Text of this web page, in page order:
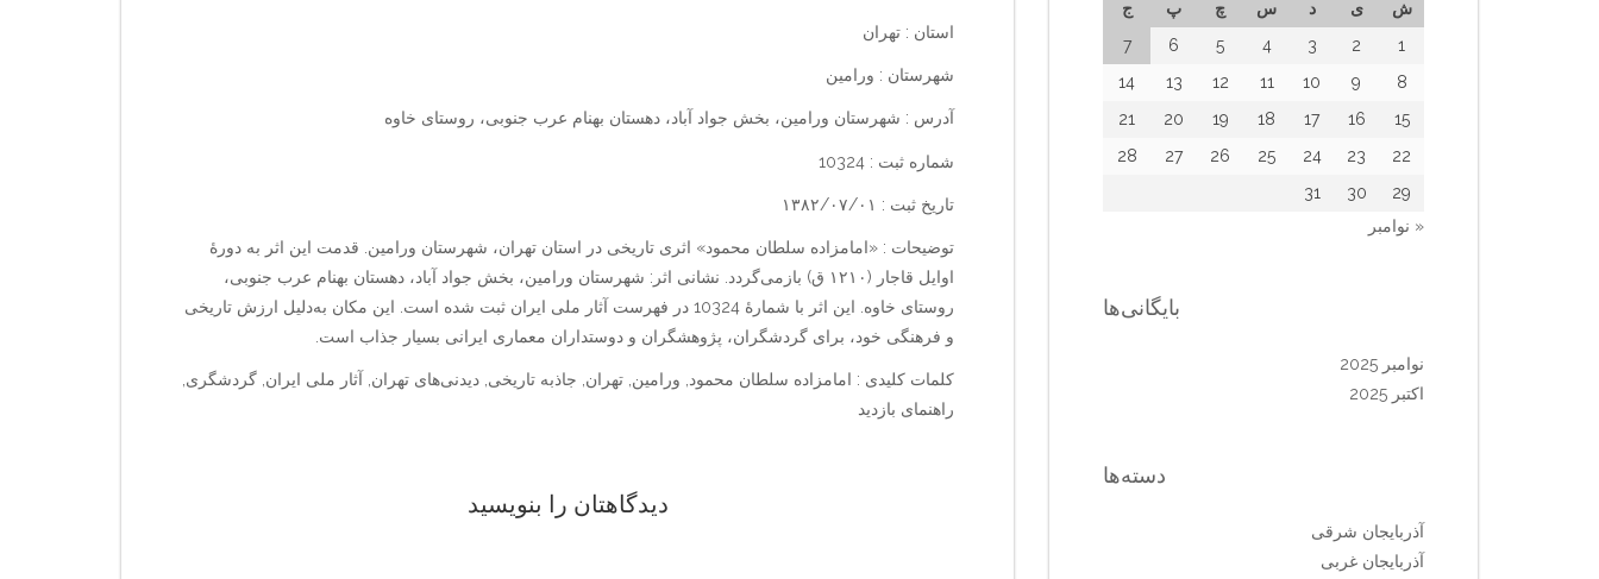
استان : تهران
شهرستان : ورامین
آدرس : شهرستان ورامین، بخش جواد آباد، دهستان بهنام عرب جنوبی، روستای خاوه
شماره ثبت : 10324
تاریخ ثبت : ۱۳۸۲/۰۷/۰۱
توضیحات : «امامزاده سلطان محمود» اثری تاریخی در استان تهران، شهرستان ورامین. قدمت این اثر به دورهٔ
اوایل قاجار (۱۲۱۰ ق) بازمی‌گردد. نشانی اثر: شهرستان ورامین، بخش جواد آباد، دهستان بهنام عرب جنوبی،
روستای خاوه. این اثر با شمارهٔ 10324 در فهرست آثار ملی ایران ثبت شده است. این مکان به‌دلیل ارزش تاریخی
و فرهنگی خود، برای گردشگران، پژوهشگران و دوستداران معماری ایرانی بسیار جذاب است.
کلمات کلیدی : امامزاده سلطان محمود, ورامین, تهران, جاذبه تاریخی, دیدنی‌های تهران, آثار ملی ایران, گردشگری,
راهنمای بازدید
دیدگاهتان را بنویسید
ش ی د س چ پ
ج
1
2
3
4
5
6
7
8
9
10
11
12
13
14
15
16
17
18
19
20
21
22
23
24
25
26
27
28
29
30
31
« نوامبر
بایگانی‌ها
نوامبر 2025
اکتبر 2025
دسته‌ها
آذربایجان شرقی
آذربایجان غربی